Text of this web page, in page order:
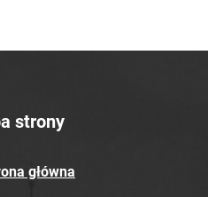
strony
główna